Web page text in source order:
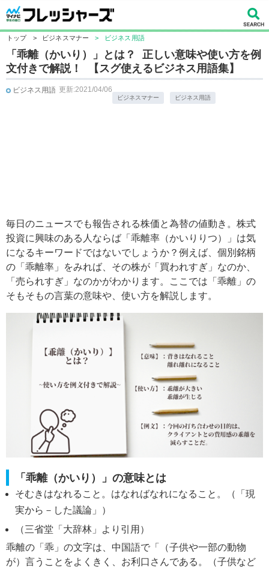
トップ > ビジネスマナー > ビジネス用語
「乖離（かいり）」とは？ 正しい意味や使い方を例
文付きで解説！ 【スグ使えるビジネス用語集】
ビジネス用語 更新:2021/04/06
ビジネスマナー ビジネス用語
毎日のニュースでも報告される株価と為替の値動き。株式
投資に興味のある人ならば「乖離率（かいりりつ）」は気
になるキーワードではないでしょうか？例えば、個別銘柄
の「乖離率」をみれば、その株が「買われすぎ」なのか、
「売られすぎ」なのかがわかります。ここでは「乖離」の
そもそもの言葉の意味や、使い方を解説します。
「乖離（かいり）」の意味とは
そむきはなれること。はなればなれになること。（「現
実から－した議論」）
（三省堂「大辞林」より引用）
乖離の「乖」の文字は、中国語で「（子供や一部の動物
が）言うことをよくきく、お利口さんである。（子供など